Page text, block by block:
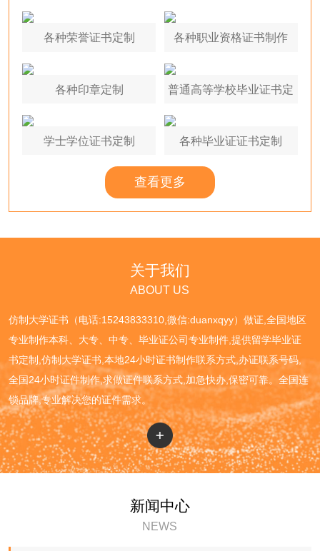
各种荣誉证书定制 各种职业资格证书制作
各种印章定制 普通高等学校毕业证书定
学士学位证书定制
各种毕业证证书定制
查看更多
关于我们
ABOUT US
仿制大学证书（电话:15243833310,微信:duanxqyy）做证,全国地区
专业制作本科、大专、中专、毕业证公司专业制件,提供留学毕业证
书定制,仿制大学证书,本地24小时证书制作联系方式,办证联系号码,
全国24小时证件制作,求做证件联系方式,加急快办,保密可靠。全国连
锁品牌,专业解决您的证件需求。
新闻中心
NEWS